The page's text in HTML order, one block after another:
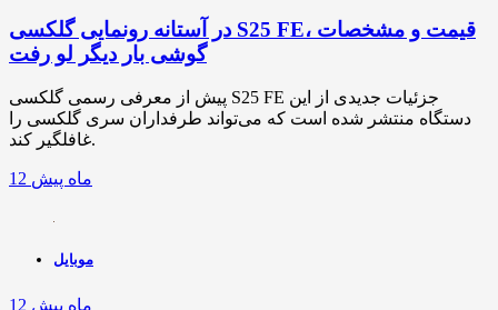
در آستانه رونمایی گلکسی S25 FE، قیمت و مشخصات
گوشی بار دیگر لو رفت
پیش از معرفی رسمی گلکسی S25 FE جزئیات جدیدی از این
دستگاه منتشر شده است که می‌تواند طرفداران سری گلکسی را
غافلگیر کند.
12 ماه پیش
موبایل
12 ماه پیش